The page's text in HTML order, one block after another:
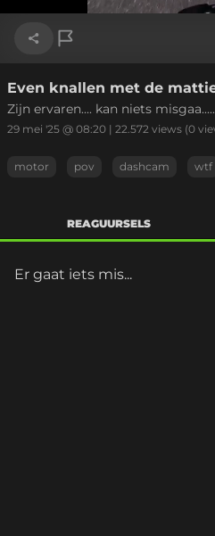
Link kopiëren
Even knallen met de
Zijn ervaren.... kan niets misgaa.....
29 mei '25 @ 08:20 | 22.572 views (0
motor pov dashcam wtf
REAGUURSELS
Er gaat iets mis...